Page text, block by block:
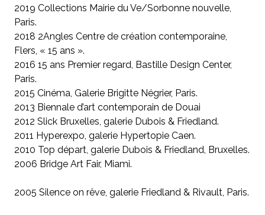
2019 Collections Mairie du Ve/Sorbonne nouvelle,
Paris.
2018 2Angles Centre de création contemporaine,
Flers, « 15 ans ».
2016 15 ans Premier regard, Bastille Design Center,
Paris.
2015 Cinéma, Galerie Brigitte Négrier, Paris.
2013 Biennale d’art contemporain de Douai
2012 Slick Bruxelles, galerie Dubois & Friedland.
2011 Hyperexpo, galerie Hypertopie Caen.
2010 Top départ, galerie Dubois & Friedland, Bruxelles.
2006 Bridge Art Fair, Miami.
2005 Silence on rêve, galerie Friedland & Rivault, Paris.